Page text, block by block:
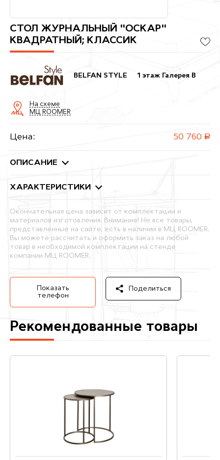
СТОЛ ЖУРНАЛЬНЫЙ "ОСКАР"
КВАДРАТНЫЙ; КЛАССИК
BELFAN STYLE 1 этаж Галерея B
На схеме
МЦ ROOMER
Цена: 50 760 руб.
ОПИСАНИЕ
ХАРАКТЕРИСТИКИ
Окончательная цена зависит от комплектации и
материалов изготовления. Внимание! Не все товары,
представленные на сайте, есть в наличии в МЦ ROOMER.
Вы можете рассчитать и оформить заказ на любой
товар в необходимой комплектации на стенде
компании МЦ ROOMER.
Показать
телефон
Поделиться
Рекомендованные товары